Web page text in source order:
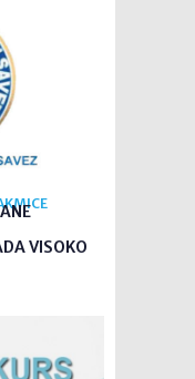
VISOKO